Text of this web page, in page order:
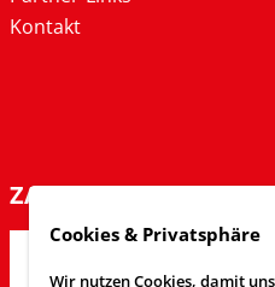
Kontakt
ZAHLARTEN
Cookies & Privatsphäre
Wir nutzen Cookies, damit